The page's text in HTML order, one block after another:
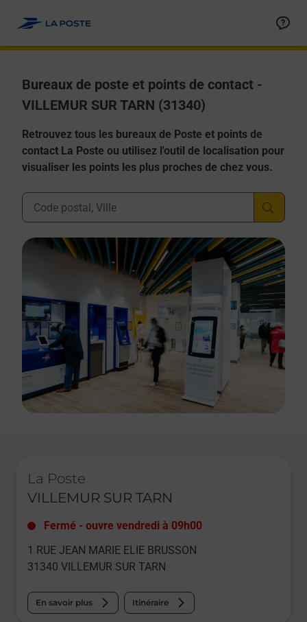
Bureaux de poste et points de contact -
VILLEMUR SUR TARN (31340)
Retrouvez tous les bureaux de Poste et points de
contact La Poste ou utilisez l'outil de localisation pour
visualiser les points les plus proches de chez vous.
Ville, Département, Code Postal
La Poste
VILLEMUR SUR TARN
Fermé - ouvre vendredi à 09h00
1 RUE JEAN MARIE ELIE BRUSSON
31340 VILLEMUR SUR TARN
En savoir plus Itinéraire